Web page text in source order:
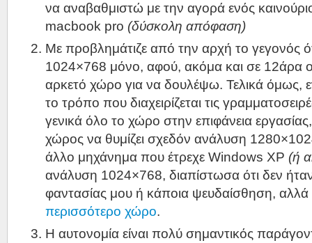
να αναβαθμιστώ με την αγορά ενός
macbook pro (δύσκολη απόφαση)
Με προβλημάτιζε από την αρχή το γεγονός
1024×768 μόνο, αφού, ακόμα και σε 12άρα
αρκετό χώρο για να δουλέψω. Τελικά όμως,
το τρόπο που διαχειρίζεται τις
γενικά όλο το χώρο στην επιφάνεια
χώρος να θυμίζει σχεδόν ανάλυση
άλλο μηχάνημα που έτρεχε Windows XP (ή
ανάλυση 1024×768, διαπίστωσα ότι δεν
φαντασίας μου ή κάποια ψευδαίσθηση, αλλά
περισσότερο χώρο.
Η αυτονομία είναι πολύ σημαντικός